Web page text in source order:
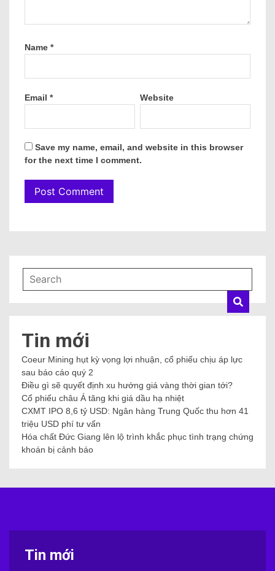
Name *
Email * Website
Save my name, email, and website in this browser
for the next time I comment.
Tin mới
Coeur Mining hụt kỳ vọng lợi nhuận, cổ phiếu chịu áp lực
sau báo cáo quý 2
Điều gì sẽ quyết định xu hướng giá vàng thời gian tới?
Cổ phiếu châu Á tăng khi giá dầu hạ nhiệt
CXMT IPO 8,6 tỷ USD: Ngân hàng Trung Quốc thu hơn 41
triệu USD phí tư vấn
Hóa chất Đức Giang lên lộ trình khắc phục tình trạng chứng
khoán bị cảnh báo
Tin mới